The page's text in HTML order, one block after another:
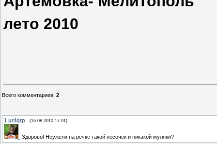
лето 2010
Всего комментариев: 2
1 ur4qtp (16.08.2010 17:01)
Здорово! Неужели на речке такой песочек и никакой муляки?